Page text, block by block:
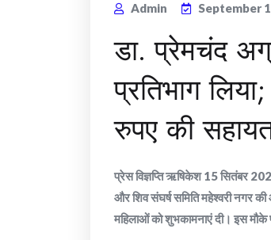
Admin September
डा. प्रेमचंद
प्रतिभाग
रुपए की
प्रेस विज्ञप्ति ऋषिकेश 15 सितंबर
और शिव संघर्ष समिति महेश्वरी नगर
महिलाओं को शुभकामनाएं दी। इस मौके